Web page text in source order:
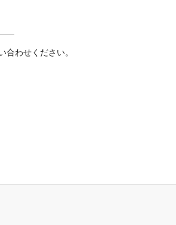
わせください。